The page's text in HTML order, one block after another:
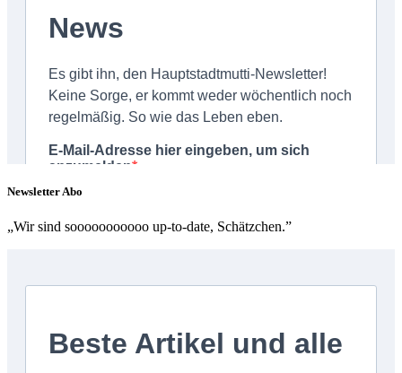
Newsletter Abo
„Wir sind sooooooooooo up-to-date, Schätzchen.”